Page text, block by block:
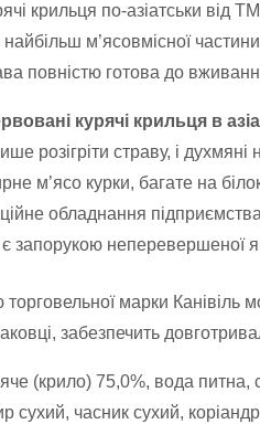
крильця по-азіатськи від
найбільш м’ясовмісної
повністю готова до
курячі крильця в
розігріти страву, і
м’ясо курки, багате на
обладнання
запорукою неперевершеної
торговельної марки Канівіль
забезпечить
(крило) 75,0%, вода питна,
сухий, часник сухий,